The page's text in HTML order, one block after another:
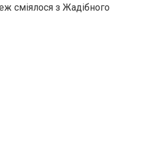
сміялося з Жадібного